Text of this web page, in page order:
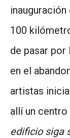
100
de pasar por
en el
artistas
allí un centro
edificio siga